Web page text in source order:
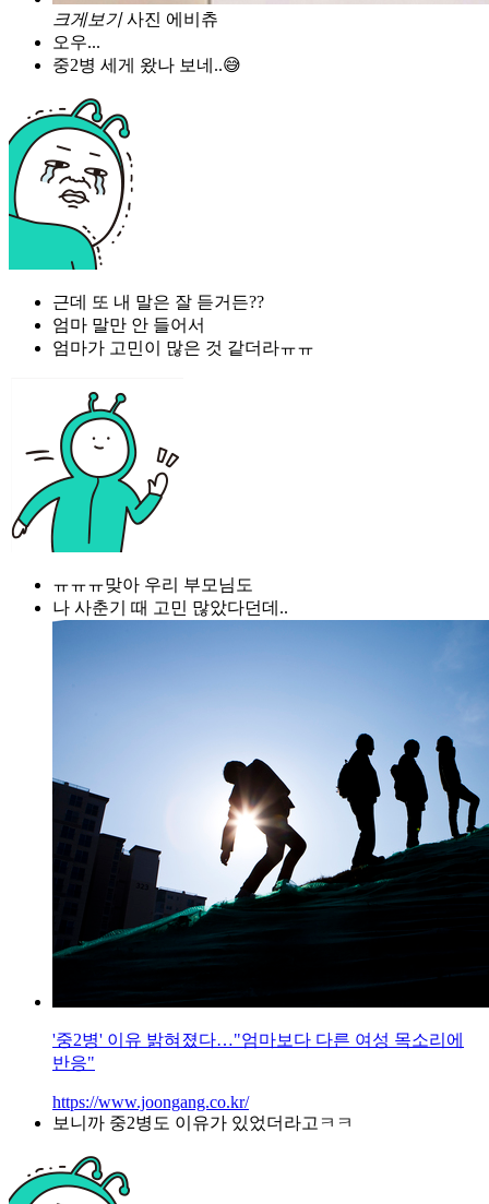
크게보기 사진 에비츄
오우...
중2병 세게 왔나 보네..😅
근데 또 내 말은 잘 듣거든??
엄마 말만 안 들어서
엄마가 고민이 많은 것 같더라ㅠㅠ
ㅠㅠㅠ맞아 우리 부모님도
나 사춘기 때 고민 많았다던데..
'중2병' 이유 밝혀졌다…"엄마보다 다른 여성 목소리에
반응"
https://www.joongang.co.kr/
보니까 중2병도 이유가 있었더라고ㅋㅋ